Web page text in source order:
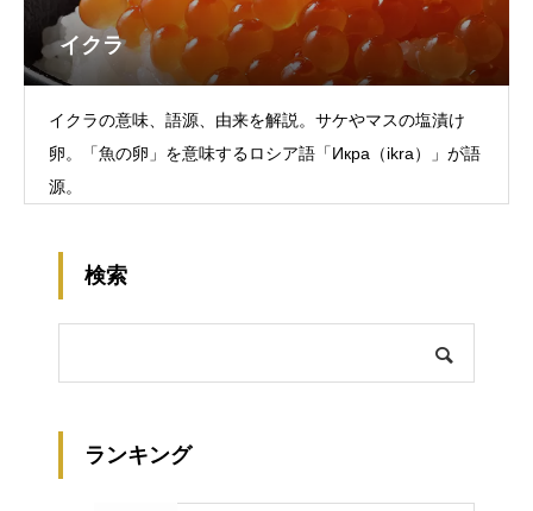
イクラ
イクラの意味、語源、由来を解説。サケやマスの塩漬け
卵。「魚の卵」を意味するロシア語「Икра（ikra）」が語
源。
検索
ランキング